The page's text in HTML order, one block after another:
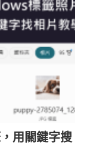
用關鍵字搜